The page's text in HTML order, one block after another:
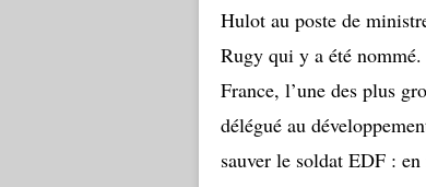
Hulot au poste de
Rugy qui y a été
France, l’une des plus
délégué au
sauver le soldat EDF :